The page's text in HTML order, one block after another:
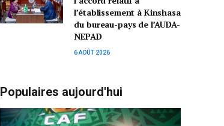
l’établissement à Kinshasa
du bureau-pays de l’AUDA-
NEPAD
6 AOÛT 2026
Populaires aujourd'hui